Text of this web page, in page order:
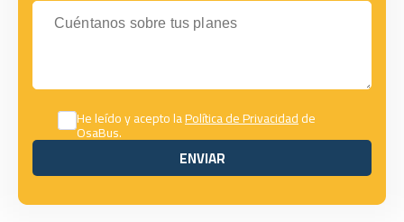
Cuéntanos sobre tus planes
He leído y acepto laPolítica de Privacidadde
OsaBus.
ENVIAR
ENVIAR